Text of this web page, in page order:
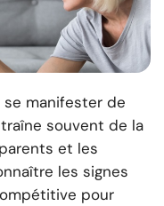
manifester de
souvent de la
et les
les signes
pour